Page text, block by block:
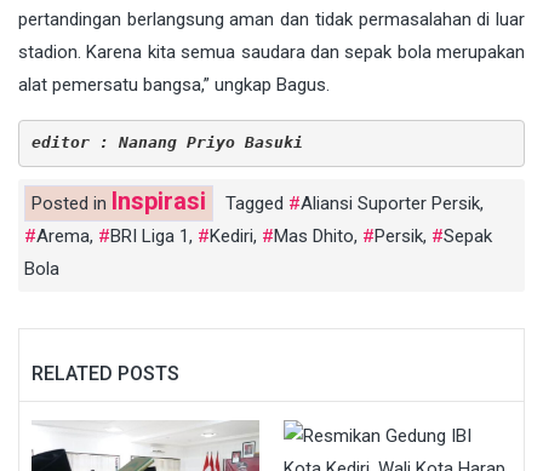
pertandingan berlangsung aman dan tidak permasalahan di luar
stadion. Karena kita semua saudara dan sepak bola merupakan
alat pemersatu bangsa,” ungkap Bagus.
editor : Nanang Priyo Basuki
Posted in Inspirasi Tagged Aliansi Suporter Persik,
Arema, BRI Liga 1, Kediri, Mas Dhito, Persik,
Sepak
Bola
RELATED POSTS